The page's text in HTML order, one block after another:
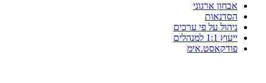
אבחון ארגוני
הסדנאות
ניהול על פי ערכים
ייעוץ 1:1 למנהלים
פודקאסט.אימ